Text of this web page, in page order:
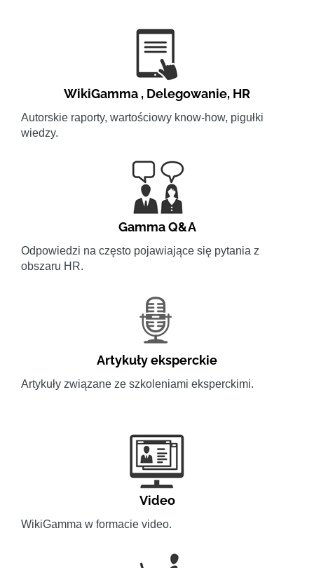
WikiGamma , Delegowanie, HR
Autorskie raporty, wartościowy know-how, pigułki
wiedzy.
Gamma Q&A
Odpowiedzi na często pojawiające się pytania z
obszaru HR.
Artykuły eksperckie
Artykuły związane ze szkoleniami eksperckimi.
Video
WikiGamma w formacie video.